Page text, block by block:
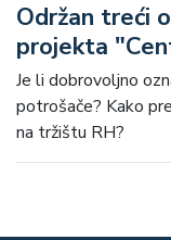
Održan treći
projekta
hrane"
Je li dobrovoljno
potrošače? Kako
na tržištu RH?